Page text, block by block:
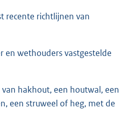
recente richtlijnen van
en wethouders vastgestelde
hakhout, een houtwal, een
een struweel of heg, met de